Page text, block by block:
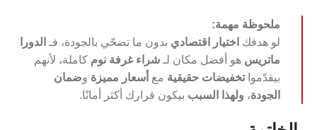
ملحوظة مهمة:
لو هدفك اختيار اقتصادي بدون ما تضحّي بالجودة، فـ الدورا
ماتريس هو أفضل مكان لـ شراء غرفة نوم كاملة، لأنهم
بيقدّمواتخفيضات حقيقية مع أسعار مميزة وضمان
الجودة، ولهذا السبب بيكون قرارك أكثر أمانًا.